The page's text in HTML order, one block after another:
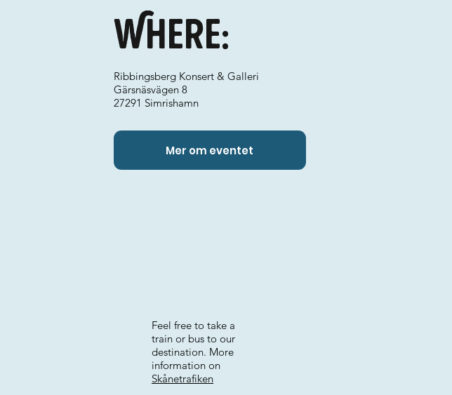
Where:
Ribbingsberg Konsert & Galleri
Gärsnäsvägen 8
27291 Simrishamn
Mer om eventet
Feel free to take a
train or bus to our
destination. More
information on
Skånetrafiken